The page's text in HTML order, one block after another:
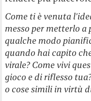
Come ti è venuta
messo per metterlo a
qualche modo
quando hai capito
virale? Come vivi
gioco e di riflesso
o cose simili in virtù